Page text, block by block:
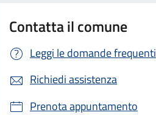
Contatta il comune
Leggi le domande frequenti
Richiedi assistenza
Prenota appuntamento